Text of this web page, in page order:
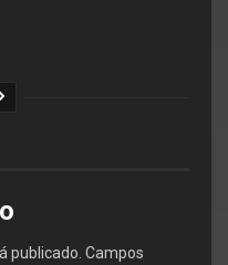
publicado. Campos